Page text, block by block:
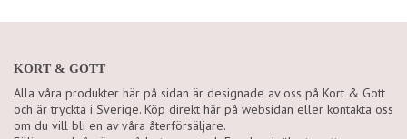
KORT & GOTT
Alla våra produkter här på sidan är designade av oss på Kort & Gott
och är tryckta i Sverige. Köp direkt här på websidan eller kontakta oss
om du vill bli en av våra återförsäljare.